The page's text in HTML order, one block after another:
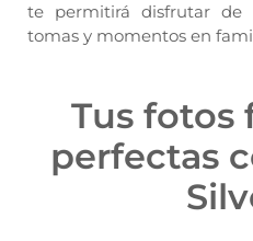
te permitirá disfrutar de
tomas y momentos en
Tus fotos
perfectas